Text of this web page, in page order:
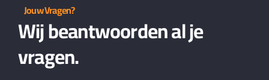
Jouw Vragen?
Wij beantwoorden al je
vragen.